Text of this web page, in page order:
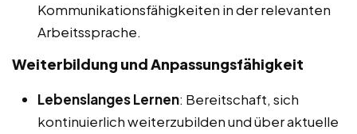
Kommunikationsfähigkeiten in der relevanten
Arbeitssprache.
Weiterbildung und Anpassungsfähigkeit
Lebenslanges Lernen: Bereitschaft, sich
kontinuierlich weiterzubilden und über aktuelle